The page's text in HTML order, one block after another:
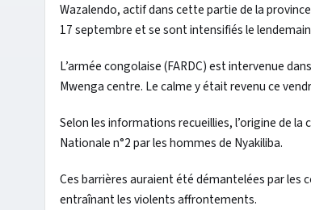
Wazalendo, actif dans cette partie de la
17 septembre et se sont intensifiés le
L’armée congolaise (FARDC) est intervenue
Mwenga centre. Le calme y était revenu ce
Selon les informations recueillies, l’origine de
Nationale n°2 par les hommes de Nyakiliba.
Ces barrières auraient été démantelées par les
entraînant les violents affrontements.